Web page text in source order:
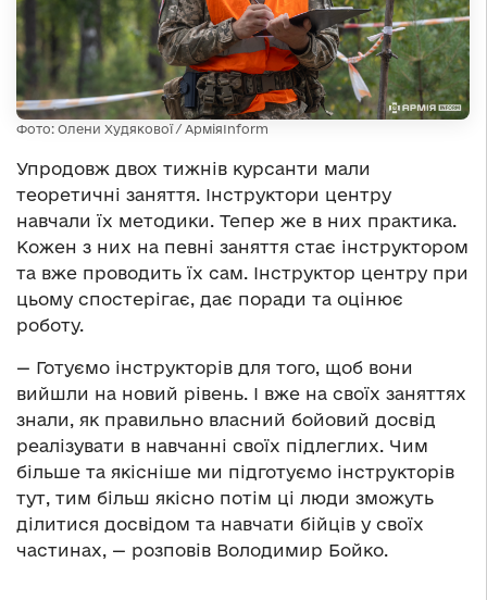
Фото: Олени Худякової / АрміяInform
Упродовж двох тижнів курсанти мали
теоретичні заняття. Інструктори центру
навчали їх методики. Тепер же в них практика.
Кожен з них на певні заняття стає інструктором
та вже проводить їх сам. Інструктор центру при
цьому спостерігає, дає поради та оцінює
роботу.
— Готуємо інструкторів для того, щоб вони
вийшли на новий рівень. І вже на своїх заняттях
знали, як правильно власний бойовий досвід
реалізувати в навчанні своїх підлеглих. Чим
більше та якісніше ми підготуємо інструкторів
тут, тим більш якісно потім ці люди зможуть
ділитися досвідом та навчати бійців у своїх
частинах, — розповів Володимир Бойко.